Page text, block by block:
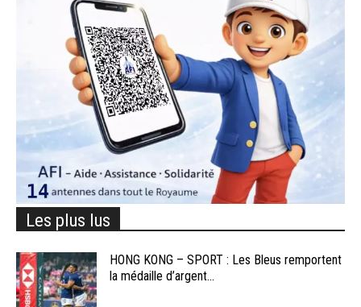
Les plus lus
HONG KONG – SPORT : Les Bleus remportent
la médaille d’argent...